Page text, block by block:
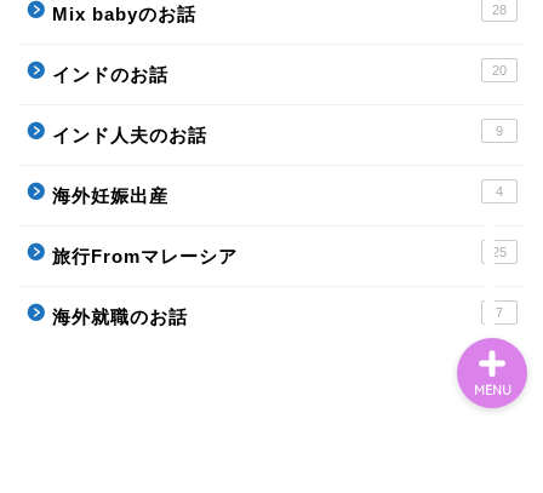
Mix babyのお話 28
インドのお話 20
インド人夫のお話 9
海外妊娠出産 4
旅行Fromマレーシア 25
海外就職のお話 7
MENU